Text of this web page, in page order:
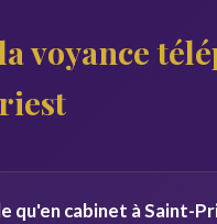
voyance
qu'en cabinet à Saint-